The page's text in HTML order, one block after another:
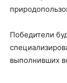
Победители
выполнивших